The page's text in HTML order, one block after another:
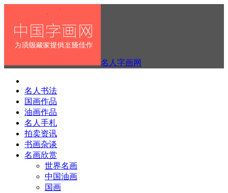
名人字画网
名人书法
国画作品
油画作品
名人手札
拍卖资讯
书画杂谈
名画欣赏
世界名画
中国油画
国画